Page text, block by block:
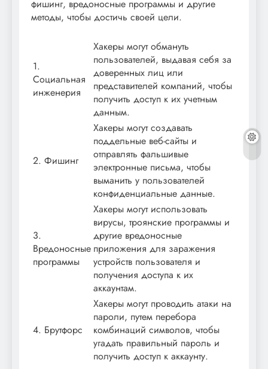
фишинг, вредоносные программы и другие
методы, чтобы достичь своей цели.
1.
Социальная
инженерия
Хакеры могут обмануть
пользователей, выдавая себя за
доверенных лиц или
представителей компаний, чтобы
получить доступ к их учетным
данным.
2. Фишинг
Хакеры могут создавать
поддельные веб-сайты и
отправлять фальшивые
электронные письма, чтобы
выманить у пользователей
конфиденциальные данные.
3.
Вредоносные
программы
Хакеры могут использовать
вирусы, троянские программы и
другие вредоносные
приложения для заражения
устройств пользователя и
получения доступа к их
аккаунтам.
4. Брутфорс
Хакеры могут проводить атаки на
пароли, путем перебора
комбинаций символов, чтобы
угадать правильный пароль и
получить доступ к аккаунту.